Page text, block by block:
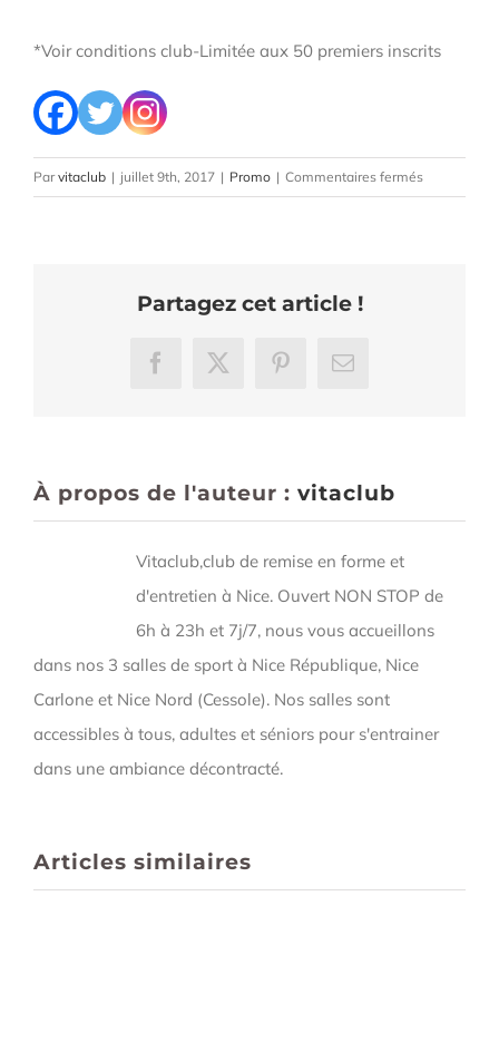
*Voir conditions club-Limitée aux 50 premiers inscrits
Parvitaclub | juillet 9th, 2017 | Promo | Commentaires ferméssur
Offre
Partagez cet article !
Facebook
X PinterestEmail
À propos de l'auteur : vitaclub
Vitaclub,club de remise en forme et
d'entretien à Nice. Ouvert NON STOP de
6h à 23h et 7j/7, nous vous accueillons
dans nos 3 salles de sport à Nice République, Nice
Carlone et Nice Nord (Cessole). Nos salles sont
accessibles à tous, adultes et séniors pour s'entrainer
dans une ambiance décontracté.
Articles similaires